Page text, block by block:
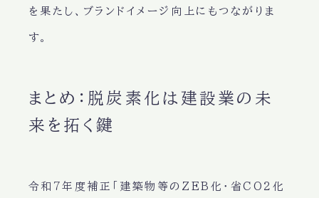
を果たし、ブランドイメージ向上にもつながりま
す。
まとめ：脱炭素化は建設業の未
来を拓く鍵
令和7年度補正「建築物等のZEB化・省CO2化